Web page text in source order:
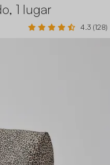
1 lugar
4.3 (128)